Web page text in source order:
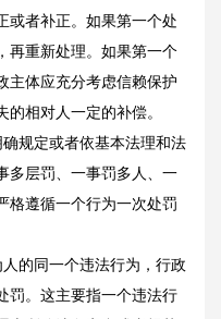
或者补正。如果第一个处
再重新处理。如果第一个
主体应充分考虑信赖保护
相对人一定的补偿。
确规定或者依基本法理和法
多层罚、一事罚多人、一
格遵循一个行为一次处罚
的同一个违法行为，行政
罚。这主要指一个违法行